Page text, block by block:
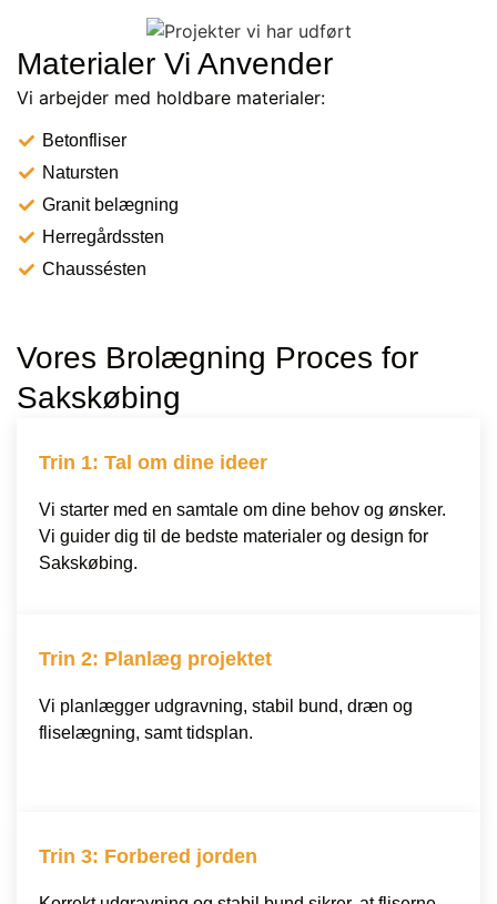
Materialer Vi Anvender
Vi arbejder med holdbare materialer:
Betonfliser
Natursten
Granit belægning
Herregårdssten
Chaussésten
Vores Brolægning Proces for
Sakskøbing
Trin 1: Tal om dine ideer
Vi starter med en samtale om dine behov og ønsker.
Vi guider dig til de bedste materialer og design for
Sakskøbing.
Trin 2: Planlæg projektet
Vi planlægger udgravning, stabil bund, dræn og
fliselægning, samt tidsplan.
Trin 3: Forbered jorden